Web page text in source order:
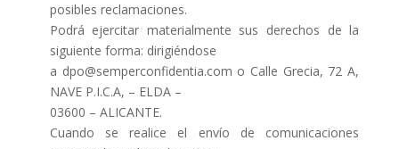
posibles reclamaciones.
Podrá ejercitar materialmente sus derechos de la
siguiente forma: dirigiéndose
a dpo@semperconfidentia.com o Calle Grecia, 72 A,
NAVE P.I.C.A, – ELDA –
03600 – ALICANTE.
Cuando se realice el envío de comunicaciones